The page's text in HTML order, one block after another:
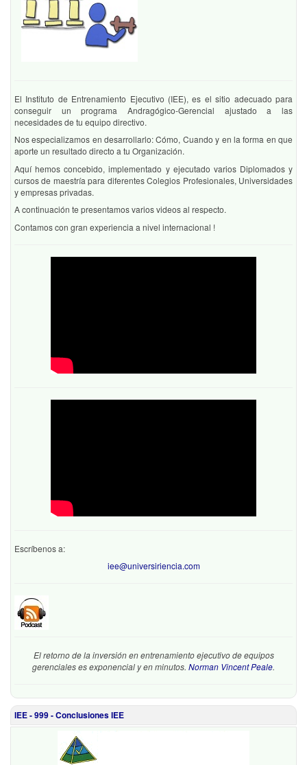
El Instituto de Entrenamiento Ejecutivo (IEE), es el sitio adecuado para
conseguir un programa Andragógico-Gerencial ajustado a las
necesidades de tu equipo directivo.
Nos especializamos en desarrollarlo: Cómo, Cuando y en la forma en que
aporte un resultado directo a tu Organización.
Aquí hemos concebido, implementado y ejecutado varios Diplomados y
cursos de maestría para diferentes Colegios Profesionales, Universidades
y empresas privadas.
A continuación te presentamos varios videos al respecto.
Contamos con gran experiencia a nivel internacional !
Escríbenos a:
iee@universiriencia.com
El retorno de la inversión en entrenamiento ejecutivo de equipos
gerenciales es exponencial y en minutos. Norman Vincent Peale.
IEE - 999 - Conclusiones IEE